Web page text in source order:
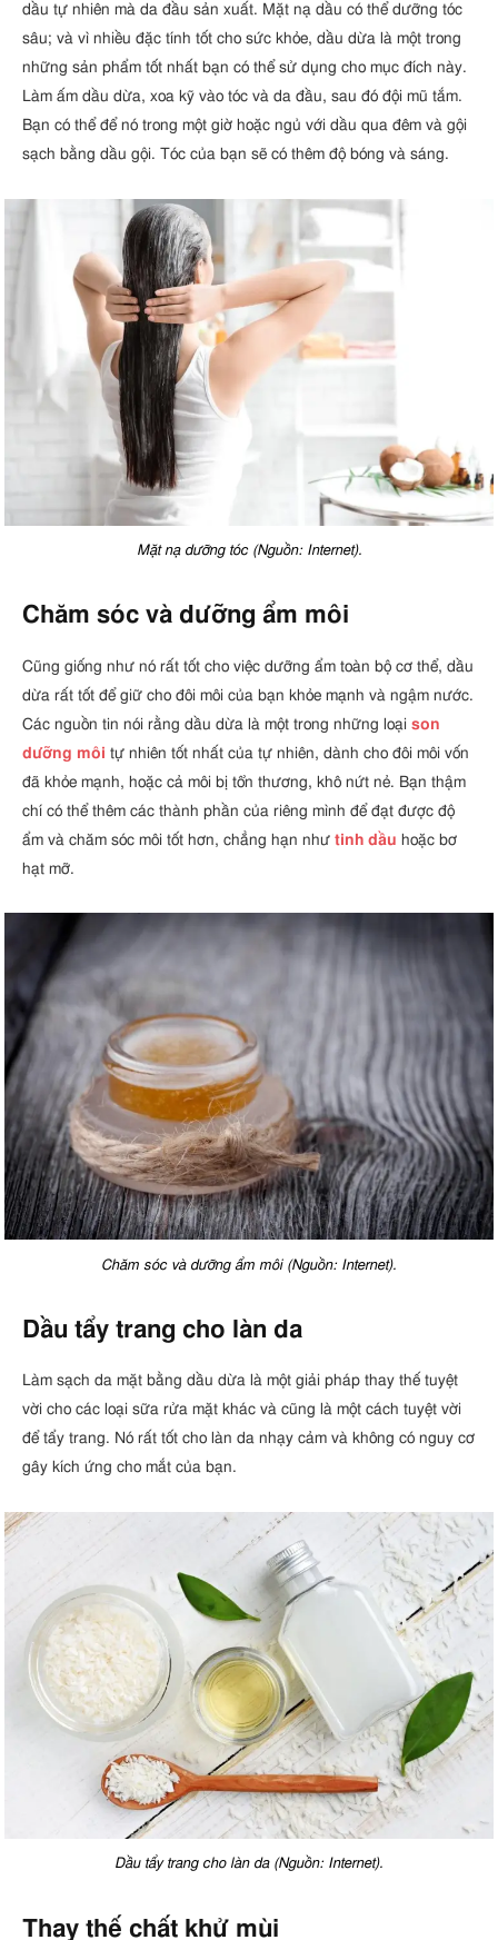
dầu tự nhiên mà da đầu sản xuất. Mặt nạ dầu có thể dưỡng tóc
sâu; và vì nhiều đặc tính tốt cho sức khỏe, dầu dừa là một trong
những sản phẩm tốt nhất bạn có thể sử dụng cho mục đích này.
Làm ấm dầu dừa, xoa kỹ vào tóc và da đầu, sau đó đội mũ tắm.
Bạn có thể để nó trong một giờ hoặc ngủ với dầu qua đêm và gội
sạch bằng dầu gội. Tóc của bạn sẽ có thêm độ bóng và sáng.
Mặt nạ dưỡng tóc (Nguồn: Internet).
Chăm sóc và dưỡng ẩm môi
Cũng giống như nó rất tốt cho việc dưỡng ẩm toàn bộ cơ thể, dầu
dừa rất tốt để giữ cho đôi môi của bạn khỏe mạnh và ngậm nước.
Các nguồn tin nói rằng dầu dừa là một trong những loại son
dưỡng môi tự nhiên tốt nhất của tự nhiên, dành cho đôi môi vốn
đã khỏe mạnh, hoặc cả môi bị tổn thương, khô nứt nẻ. Bạn thậm
chí có thể thêm các thành phần của riêng mình để đạt được độ
ẩm và chăm sóc môi tốt hơn, chẳng hạn như tinh dầu hoặc bơ
hạt mỡ.
Chăm sóc và dưỡng ẩm môi (Nguồn: Internet).
Dầu tẩy trang cho làn da
Làm sạch da mặt bằng dầu dừa là một giải pháp thay thế tuyệt
vời cho các loại sữa rửa mặt khác và cũng là một cách tuyệt vời
để tẩy trang. Nó rất tốt cho làn da nhạy cảm và không có nguy cơ
gây kích ứng cho mắt của bạn.
Dầu tẩy trang cho làn da (Nguồn: Internet).
Thay thế chất khử mùi